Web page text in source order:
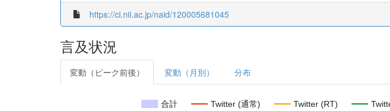
https://ci.nii.ac.jp/naid/120005681045
言及状況
変動（ピーク前後） 変動（月別） 分布
合計 Twitter (通常) Twitter (RT)